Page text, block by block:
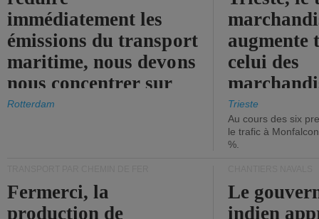
immédiatement les
émissions du transport
maritime, nous devons
nous concentrer sur
les ports.
Rotterdam
augmente
celui des
diminue.
Trieste
Au cours des six
le trafic à
%.
Fermerci, la
production de
Le
indien